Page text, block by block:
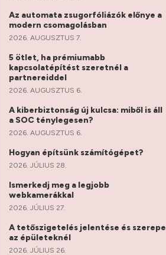
Az automata zsugorfóliázók előnye a
modern csomagolásban
2026. AUGUSZTUS 7.
5 ötlet, ha prémiumabb
kapcsolatépítést szeretnél a
partnereiddel
2026. AUGUSZTUS 6.
A kiberbiztonság új kulcsa: miből is áll
a SOC ténylegesen?
2026. AUGUSZTUS 6.
Hogyan építsünk számítógépet?
2026. JÚLIUS 28.
Ismerkedj meg a legjobb
webkamerákkal
2026. JÚLIUS 27.
A tetőszigetelés jelentése és szerepe
az épületeknél
2026. JÚLIUS 26.